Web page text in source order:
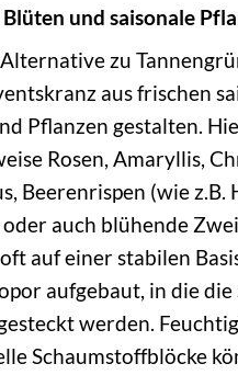
Blüten und saisonale
zu
aus frischen
Pflanzen gestalten.
Rosen, Amaryllis,
Beerenrispen (wie z.B.
auch blühende
auf einer stabilen
aufgebaut, in die die
werden.
Schaumstoffblöcke